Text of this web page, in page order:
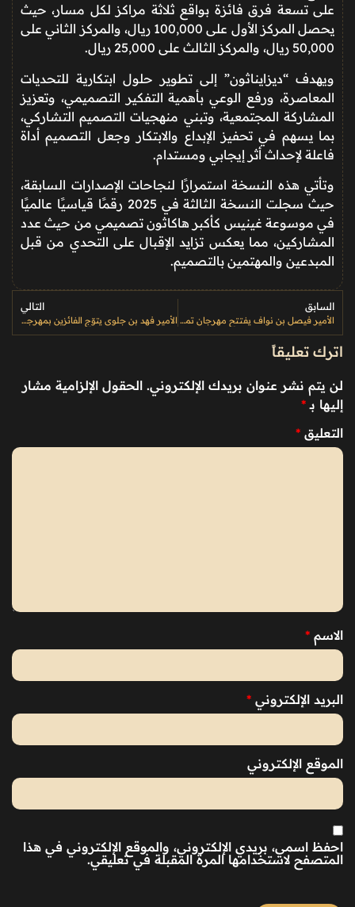
على تسعة فرق فائزة بواقع ثلاثة مراكز لكل مسار، حيث
يحصل المركز الأول على 100,000 ريال، والمركز الثاني على
50,000 ريال، والمركز الثالث على 25,000 ريال.
ويهدف “ديزايناثون” إلى تطوير حلول ابتكارية للتحديات
المعاصرة، ورفع الوعي بأهمية التفكير التصميمي، وتعزيز
المشاركة المجتمعية، وتبني منهجيات التصميم التشاركي،
بما يسهم في تحفيز الإبداع والابتكار وجعل التصميم أداة
فاعلة لإحداث أثر إيجابي ومستدام.
وتأتي هذه النسخة استمرارًا لنجاحات الإصدارات السابقة،
حيث سجلت النسخة الثالثة في 2025 رقمًا قياسيًا عالميًا
في موسوعة غينيس كأكبر هاكاثون تصميمي من حيث عدد
المشاركين، مما يعكس تزايد الإقبال على التحدي من قبل
المبدعين والمهتمين بالتصميم.
السابق
الأمير فيصل بن نواف يفتتح مهرجان تمور الجوف 2026 ويؤكد دعم القيادة للنشاط الزراعي والسياحي بالمنطقة
التالي
الأمير فهد بن جلوي يتوّج الفائزين بمهرجان خادم الحرمين الشريفين للهجن 2026 في منافسات “الجذاع” و”المزاين”
اترك تعليقاً
لن يتم نشر عنوان بريدك الإلكتروني. الحقول الإلزامية مشار
إليها بـ *
التعليق *
الاسم *
البريد الإلكتروني *
الموقع الإلكتروني
احفظ اسمي، بريدي الإلكتروني، والموقع الإلكتروني في هذا
المتصفح لاستخدامها المرة المقبلة في تعليقي.